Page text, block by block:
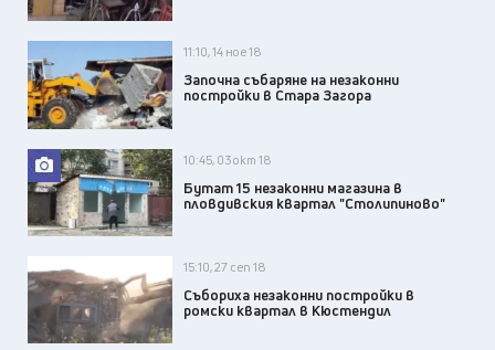
11:10, 14 ное 18
Започна събаряне на незаконни
постройки в Стара Загора
10:45, 03 окт 18
Бутат 15 незаконни магазина в
пловдивския квартал "Столипиново"
15:10, 27 сеп 18
Събориха незаконни постройки в
ромски квартал в Кюстендил